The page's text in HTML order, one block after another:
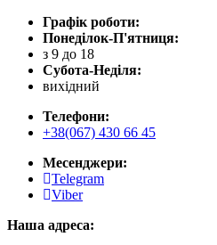
Графік роботи:
Понеділок-П'ятниця:
з 9 до 18
Субота-Неділя:
вихідний
Телефони:
+38(067) 430 66 45
Месенджери:
Telegram
Viber
Наша адреса: